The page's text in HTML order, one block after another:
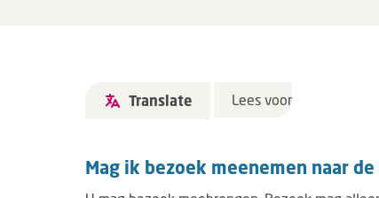
Translate Lees voor
Mag ik bezoek meenemen naar